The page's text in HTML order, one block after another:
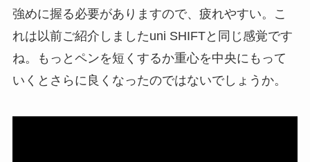
強めに握る必要がありますので、疲れやすい。こ
れは以前ご紹介しましたuni SHIFTと同じ感覚です
ね。もっとペンを短くするか重心を中央にもって
いくとさらに良くなったのではないでしょうか。